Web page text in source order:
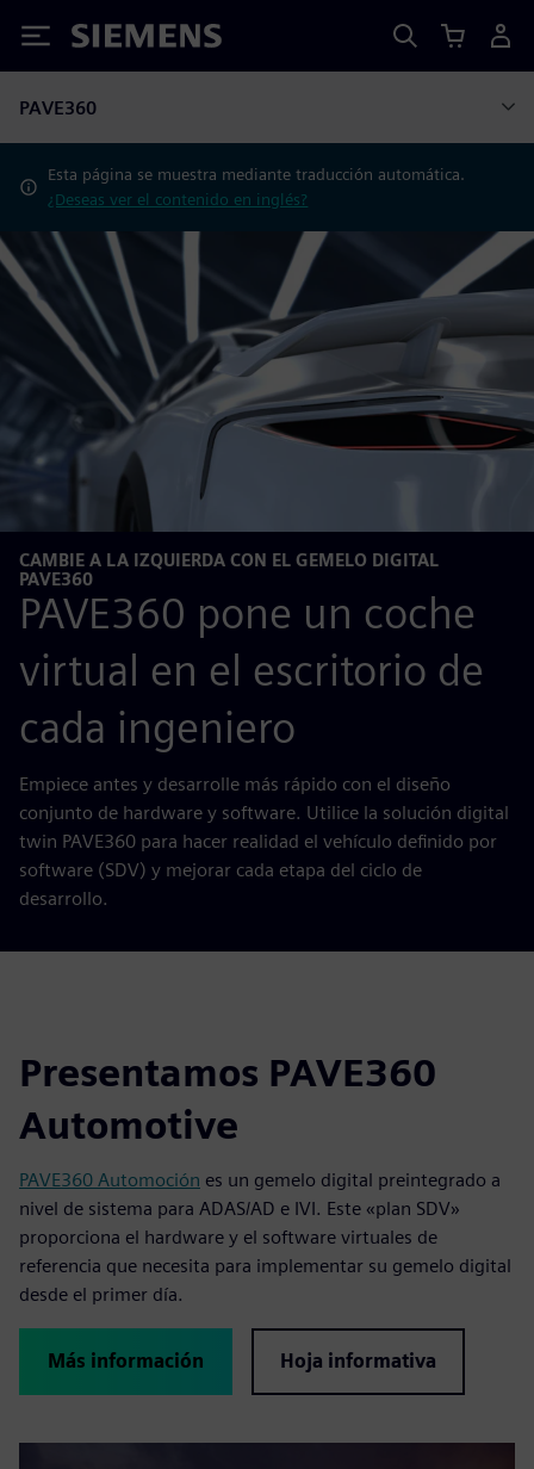
Siemens
PAVE360
Esta página se muestra mediante traducción automática.
¿Deseas ver el contenido en inglés?
CAMBIE A LA IZQUIERDA CON EL GEMELO DIGITAL
PAVE360
PAVE360 pone un coche
virtual en el escritorio de
cada ingeniero
Empiece antes y desarrolle más rápido con el diseño
conjunto de hardware y software. Utilice la solución digital
twin PAVE360 para hacer realidad el vehículo definido por
software (SDV) y mejorar cada etapa del ciclo de
desarrollo.
Presentamos PAVE360
Automotive
PAVE360 Automoción es un gemelo digital preintegrado a
nivel de sistema para ADAS/AD e IVI. Este «plan SDV»
proporciona el hardware y el software virtuales de
referencia que necesita para implementar su gemelo digital
desde el primer día.
Más información Hoja informativa